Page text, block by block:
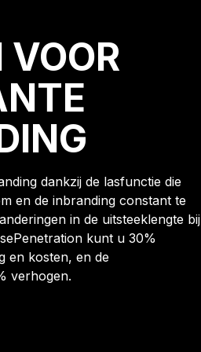
VOOR
dankzij de lasfunctie die
en de inbranding constant te
in de uitsteeklengte bij
kunt u 30%
en kosten, en de
verhogen.